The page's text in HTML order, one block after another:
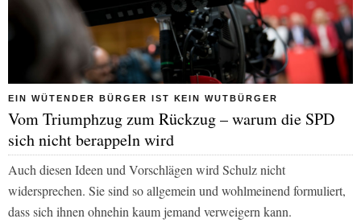
EIN WÜTENDER BÜRGER IST KEIN WUTBÜRGER
Vom Triumphzug zum Rückzug – warum die SPD
sich nicht berappeln wird
Auch diesen Ideen und Vorschlägen wird Schulz nicht
widersprechen. Sie sind so allgemein und wohlmeinend formuliert,
dass sich ihnen ohnehin kaum jemand verweigern kann.